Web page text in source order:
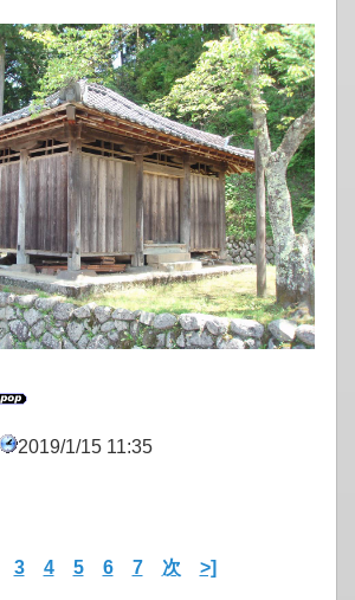
2019/1/15 11:35
3 4 5 6 7 次 >]